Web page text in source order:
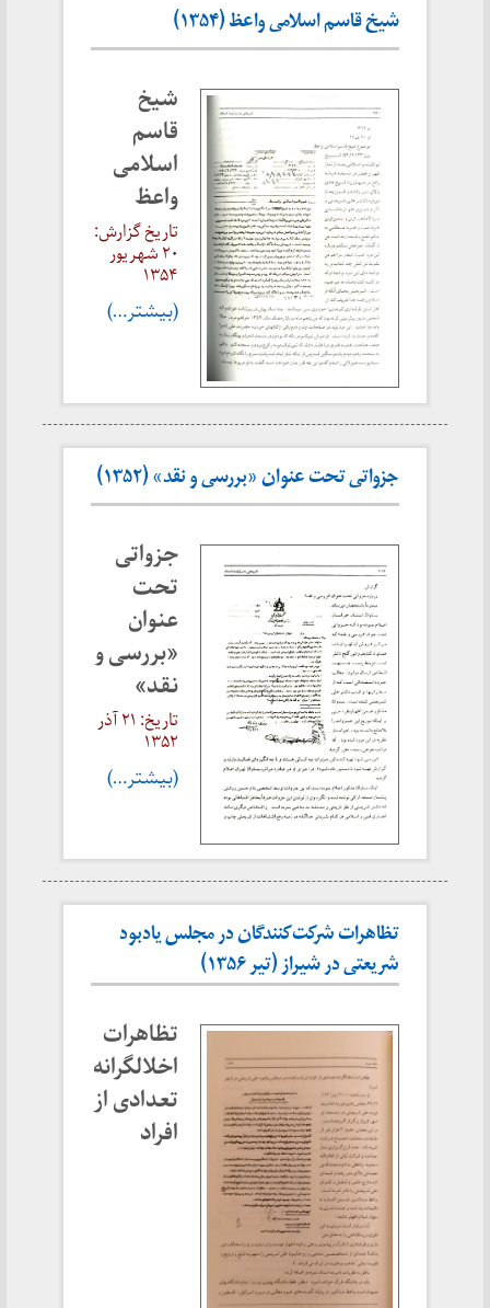
شیخ قاسم اسلامی واعظ (۱۳۵۴)
شیخ
قاسم
اسلامی
واعظ
تاریخ گزارش:
۲۰ شهریور
۱۳۵۴
(بیشتر…)
جزواتی تحت عنوان «بررسی و نقد» (۱۳۵۲)
جزواتی
تحت
عنوان
«بررسی و
نقد»
تاریخ: ۲۱ آذر
۱۳۵۲
(بیشتر…)
تظاهرات شرکت‌کنندگان در مجلس یادبود
شریعتی در شیراز (تیر ۱۳۵۶)
تظاهرات
اخلالگرانه
تعدادی از
افراد